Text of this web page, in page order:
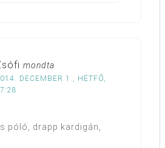
mondta
DECEMBER 1., HÉTFŐ,
póló, drapp kardigán,